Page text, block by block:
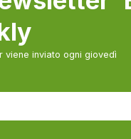
viene inviato ogni giovedì